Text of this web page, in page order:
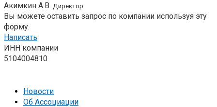
Акимкин А.В. Директор
Вы можете оставить запрос по компании используя эту
форму.
Написать
ИНН компании
5104004810
Новости
Об Ассоциации